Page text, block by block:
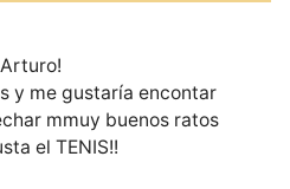
y me gustarí­a encontar
mmuy buenos ratos
el TENIS!!